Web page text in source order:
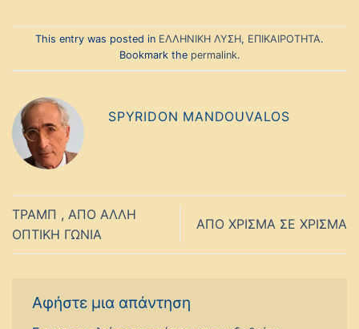
This entry was posted in ΕΛΛΗΝΙΚΗ ΛΥΣΗ, ΕΠΙΚΑΙΡΟΤΗΤΑ.
Bookmark the permalink.
SPYRIDON MANDOUVALOS
ΤΡΑΜΠ , ΑΠΟ ΑΛΛΗ
ΟΠΤΙΚΗ ΓΩΝΙΑ
ΑΠΟ ΧΡΙΣΜΑ ΣΕ ΧΡΙΣΜΑ
Αφήστε μια απάντηση